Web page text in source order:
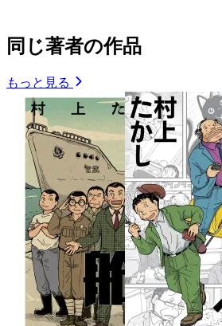
同じ著者の作品
もっと見る